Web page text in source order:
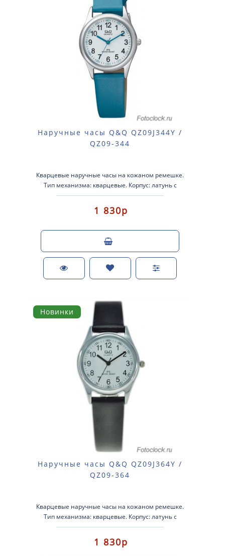
Наручные часы Q&Q QZ09J344Y /
QZ09-344
Кварцевые наручные часы на кожаном ремешке.
Тип механизма: кварцевые. Корпус: латунь с
серебристым покрытием. ..
1 830р
Новинки
Наручные часы Q&Q QZ09J364Y /
QZ09-364
Кварцевые наручные часы на кожаном ремешке.
Тип механизма: кварцевые. Корпус: латунь с
серебристым покрыти..
1 830р